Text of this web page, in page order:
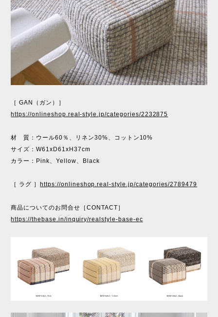
［ GAN（ガン）］
https://onlineshop.real-style.jp/categories/2232875
材 質：ウール60％、リネン30%、コットン10%
サイズ：W61xD61xH37cm
カラー：Pink、Yellow、Black
［ ラグ ］https://onlineshop.real-style.jp/categories/2789479
商品についてのお問合せ［CONTACT］
https://thebase.in/inquiry/realstyle-base-ec